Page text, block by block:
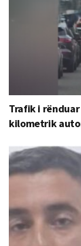
Trafik i
kilometrik